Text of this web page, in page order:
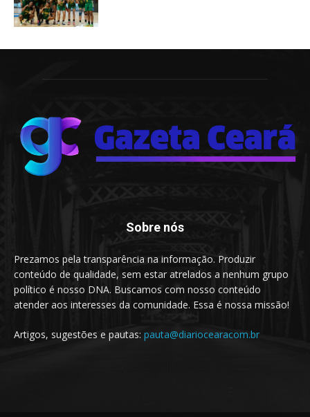
Sobre nós
Prezamos pela transparência na informação. Produzir
conteúdo de qualidade, sem estar atrelados a nenhum grupo
político é nosso DNA. Buscamos com nosso conteúdo
atender aos interesses da comunidade. Essa é nossa missão!
Artigos, sugestões e pautas: pauta@diariocearacom.br